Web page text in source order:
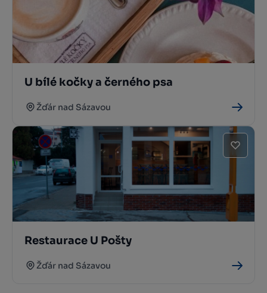
U bílé kočky a černého psa
Žďár nad Sázavou
Restaurace U Pošty
Žďár nad Sázavou